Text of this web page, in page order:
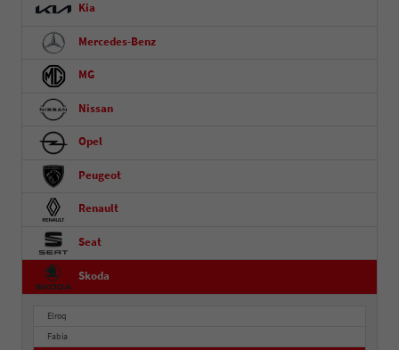
Kia
Mercedes-Benz
MG
Nissan
Opel
Peugeot
Renault
Seat
Skoda
Elroq
Fabia